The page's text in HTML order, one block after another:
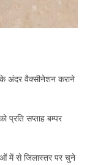
के अंदर वैक्सीनेशन कराने
सप्ताह बम्पर
में से जिलास्तर पर चुने